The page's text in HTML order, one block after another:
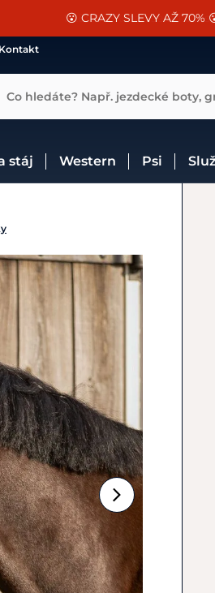
SLEVA 13% na vše od
😮 CRAZY SLEVY AŽ 70%
a doplňky k vybraným
Co hledáte? Např. jezdecké boty,
stáj Western Psi